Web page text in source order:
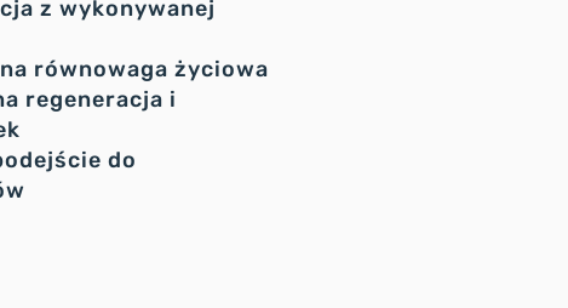
z wykonywanej
równowaga życiowa
regeneracja i
do